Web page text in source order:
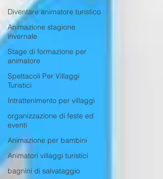
Diventare animatore turistico
Animazione stagione
invernale
Stage di formazione per
animatore
Spettacoli Per Villaggi
Turistici
Intrattenimento per villaggi
organizzazione di feste ed
eventi
Animazione per bambini
Animatori villaggi turistici
bagnini di salvataggio